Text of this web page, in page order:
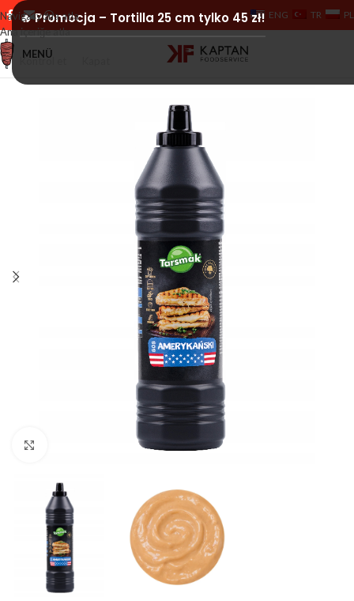
Navigasyona atla
Ana içeriğe atla
🔥 Promocja – Tortilla 25 cm tylko 45 zł!
Kontrol et
ENG TR PL
MENÜ